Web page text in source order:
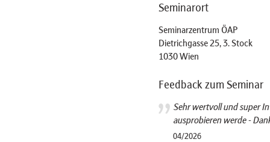
Seminarort
Seminarzentrum ÖAP
Dietrichgasse 25, 3. Stock
1030 Wien
Feedback zum Seminar
Sehr wertvoll und super
ausprobieren werde -
04/2026